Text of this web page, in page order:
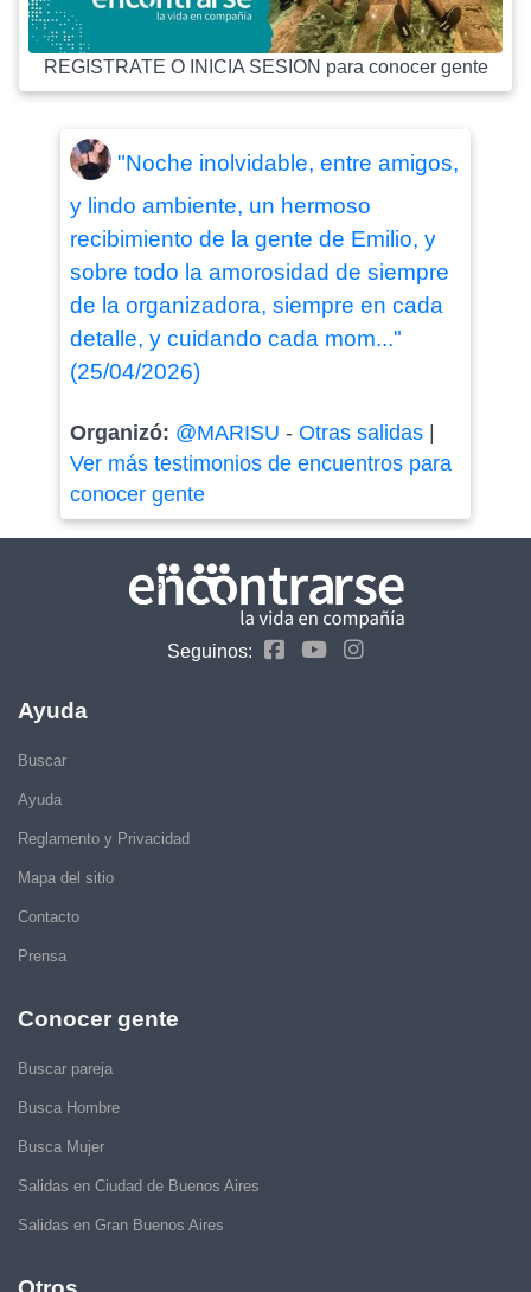
REGISTRATE O INICIA SESION para conocer gente
"Noche inolvidable, entre amigos,
y lindo ambiente, un hermoso
recibimiento de la gente de Emilio, y
sobre todo la amorosidad de siempre
de la organizadora, siempre en cada
detalle, y cuidando cada mom..."
(25/04/2026)
Organizó: @MARISU - Otras salidas|
Ver más testimonios de encuentros para
conocer gente
Seguinos:
Ayuda
Buscar
Ayuda
Reglamento y Privacidad
Mapa del sitio
Contacto
Prensa
Conocer gente
Buscar pareja
Busca Hombre
Busca Mujer
Salidas en Ciudad de Buenos Aires
Salidas en Gran Buenos Aires